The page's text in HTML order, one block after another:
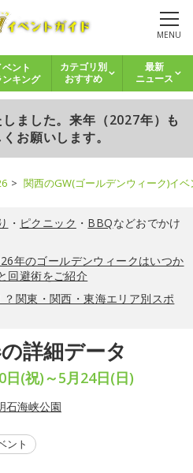
MENU
ベント
ンキング
カテゴリ別
おすすめ
最新
ニュース
ました。来年（2027年）も
お願いします。
関西のGW(ゴールデンウィーク)イ
・ ピクニック ・ BBQなどおでかけ
年のゴールデンウィークはいつか
回避術をご紹介
関東・関西・東海エリア別スポ
詳細データ
(祝)～5月24日(日)
石海峡公園
ント